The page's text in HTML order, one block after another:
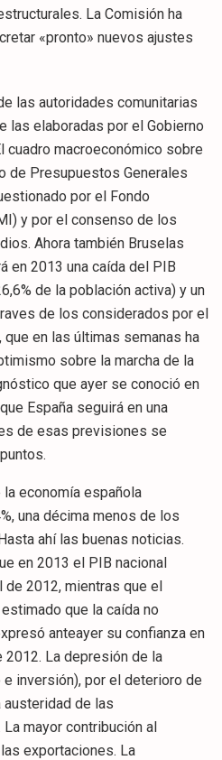
La Comisión ha
«pronto» nuevos ajustes
las autoridades comunitarias
las elaboradas por el Gobierno
cuadro macroeconómico sobre
de Presupuestos Generales
por el Fondo
y por el consenso de los
Ahora también Bruselas
en 2013 una caída del PIB
de la población activa) y un
de los considerados por el
que en las últimas semanas ha
sobre la marcha de la
que ayer se conoció en
España seguirá en una
de esas previsiones se
la economía española
una décima menos de los
ahí las buenas noticias.
en 2013 el PIB nacional
de 2012, mientras que el
que la caída no
anteayer su confianza en
2012. La depresión de la
inversión), por el deterioro de
austeridad de las
mayor contribución al
exportaciones. La